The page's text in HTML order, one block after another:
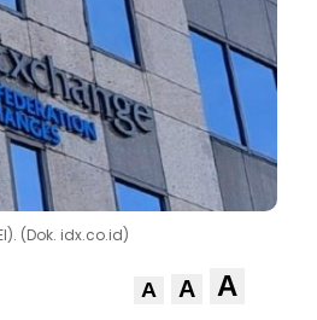
(Dok. idx.co.id)
A A A